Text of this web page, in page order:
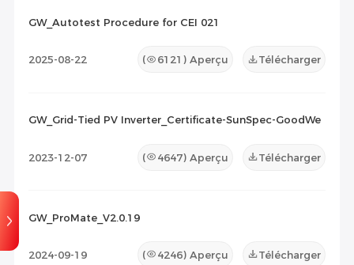
GW_Autotest Procedure for CEI 021
2025-08-22 ( 6121 ) Aperçu Télécharger
GW_Grid-Tied PV Inverter_Certificate-SunSpec-GoodWe
2023-12-07 ( 4647) Aperçu Télécharger
GW_ProMate_V2.0.19
2024-09-19 ( 4246) Aperçu Télécharger